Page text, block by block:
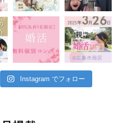
Instagram でフォロー